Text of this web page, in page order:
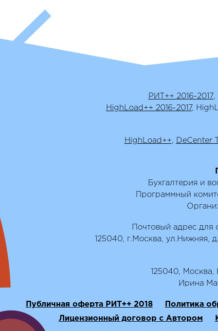
РИТ++ 2016-2017,
HighLoad++ 2016-2017,
HighLoad++, DeCenter
Бухгалтерия и
Программный
Почтовый адрес для
125040, г.Москва, ул.Нижняя,
125040,
‭Ирина
Публичная оферта РИТ++ 2018
Политика
Лицензионный договор с Автором